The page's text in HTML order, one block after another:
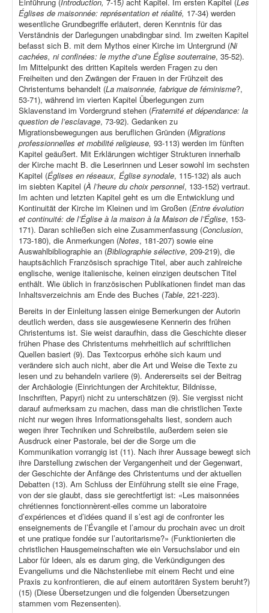
Églises de maisonnée: représentation et réalité, 17-34) werden
wesentliche Grundbegriffe erläutert, deren Kenntnis für das
Verständnis der Darlegungen unabdingbar sind. Im zweiten Kapitel
befasst sich B. mit dem Mythos einer Kirche im Untergrund (Ni
cachées, ni confinées: le mythe d’une Église souterraine, 35-52).
Im Mittelpunkt des dritten Kapitels werden Fragen zu den
Freiheiten und den Zwängen der Frauen in der Frühzeit des
Christentums behandelt (La maisonnée, fabrique de féminisme?,
53-71), während im vierten Kapitel Überlegungen zum
Sklavenstand im Vordergrund stehen (Fraternité et dépendance: la
question de l’esclavage, 73-92). Gedanken zu
Migrationsbewegungen aus beruflichen Gründen (Migrations
professionnelles et mobilité religieuse, 93-113) werden im fünften
Kapitel geäußert. Mit Erklärungen wichtiger Strukturen innerhalb
der Kirche macht B. die Leserinnen und Leser sowohl im sechsten
Kapitel (Églises en réseaux, Église synodale, 115-132) als auch
im siebten Kapitel (À l’heure du choix personnel, 133-152) vertraut.
Im achten und letzten Kapitel geht es um die Entwicklung und
Kontinuität der Kirche im Kleinen und im Großen (Entre évolution
et continuité: de l’Église à la maison à la Maison de l’Église, 153-
171). Daran schließen sich eine Zusammenfassung (Conclusion,
173-180), die Anmerkungen (Notes, 181-207) sowie eine
Auswahlbibliographie an (Bibliographie sélective, 209-219), die
hauptsächlich Französisch sprachige Titel, aber auch zahlreiche
englische, wenige italienische, keinen einzigen deutschen Titel
enthält. Wie üblich in französischen Publikationen findet man das
Inhaltsverzeichnis am Ende des Buches (Table, 221-223).
Bereits in der Einleitung lassen einige Bemerkungen der Autorin
deutlich werden, dass sie ausgewiesene Kennerin des frühen
Christentums ist. Sie weist daraufhin, dass die Geschichte dieser
frühen Phase des Christentums mehrheitlich auf schriftlichen
Quellen basiert (9). Das Textcorpus erhöhe sich kaum und
verändere sich auch nicht, aber die Art und Weise die Texte zu
lesen und zu behandeln variiere (9). Andererseits sei der Beitrag
der Archäologie (Einrichtungen der Architektur, Bildnisse,
Inschriften, Papyri) nicht zu unterschätzen (9). Sie vergisst nicht
darauf aufmerksam zu machen, dass man die christlichen Texte
nicht nur wegen ihres Informationsgehalts liest, sondern auch
wegen ihrer Techniken und Schreibstile, außerdem seien sie
Ausdruck einer Pastorale, bei der die Sorge um die
Kommunikation vorrangig ist (11). Nach ihrer Aussage bewegt sich
ihre Darstellung zwischen der Vergangenheit und der Gegenwart,
der Geschichte der Anfänge des Christentums und der aktuellen
Debatten (13). Am Schluss der Einführung stellt sie eine Frage,
von der sie glaubt, dass sie gerechtfertigt ist: «Les maisonnées
chrétiennes fonctionnèrent-elles comme un laboratoire
d’expériences et d’idées quand il s’est agi de confronter les
enseignements de l’Évangile et l’amour du prochain avec un droit
et une pratique fondée sur l’autoritarisme?» (Funktionierten die
christlichen Hausgemeinschaften wie ein Versuchslabor und ein
Labor für Ideen, als es darum ging, die Verkündigungen des
Evangeliums und die Nächstenliebe mit einem Recht und eine
Praxis zu konfrontieren, die auf einem autoritären System beruht?)
(15) (Diese Übersetzungen und die folgenden Übersetzungen
stammen vom Rezensenten).